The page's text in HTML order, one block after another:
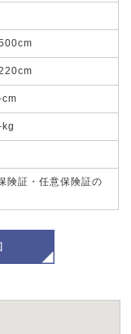
cm
kg
険証・任意保険証の